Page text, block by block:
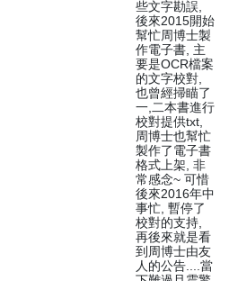
些文字勘誤,
後來2015開始
幫忙周博士製
作電子書, 主
要是OCR檔案
的文字校對,
也曾經掃瞄了
一,二本書進行
校對提供txt,
周博士也幫忙
製作了電子書
格式上架, 非
常感念~ 可惜
後來2016年中
事忙, 暫停了
校對的支持,
再後來就是看
到周博士由友
人的公告....當